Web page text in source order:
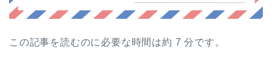
この記事を読むのに必要な時間は約 7 分です。